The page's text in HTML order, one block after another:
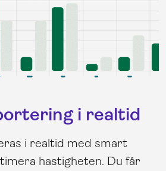
i realtid
i realtid med smart
hastigheten. Du får